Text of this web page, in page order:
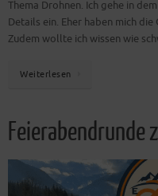
Thema Drohnen. Ich gehe in
Details ein. Eher haben mich
Zudem wollte ich wissen wie
Weiterlesen
Feierabendrunde